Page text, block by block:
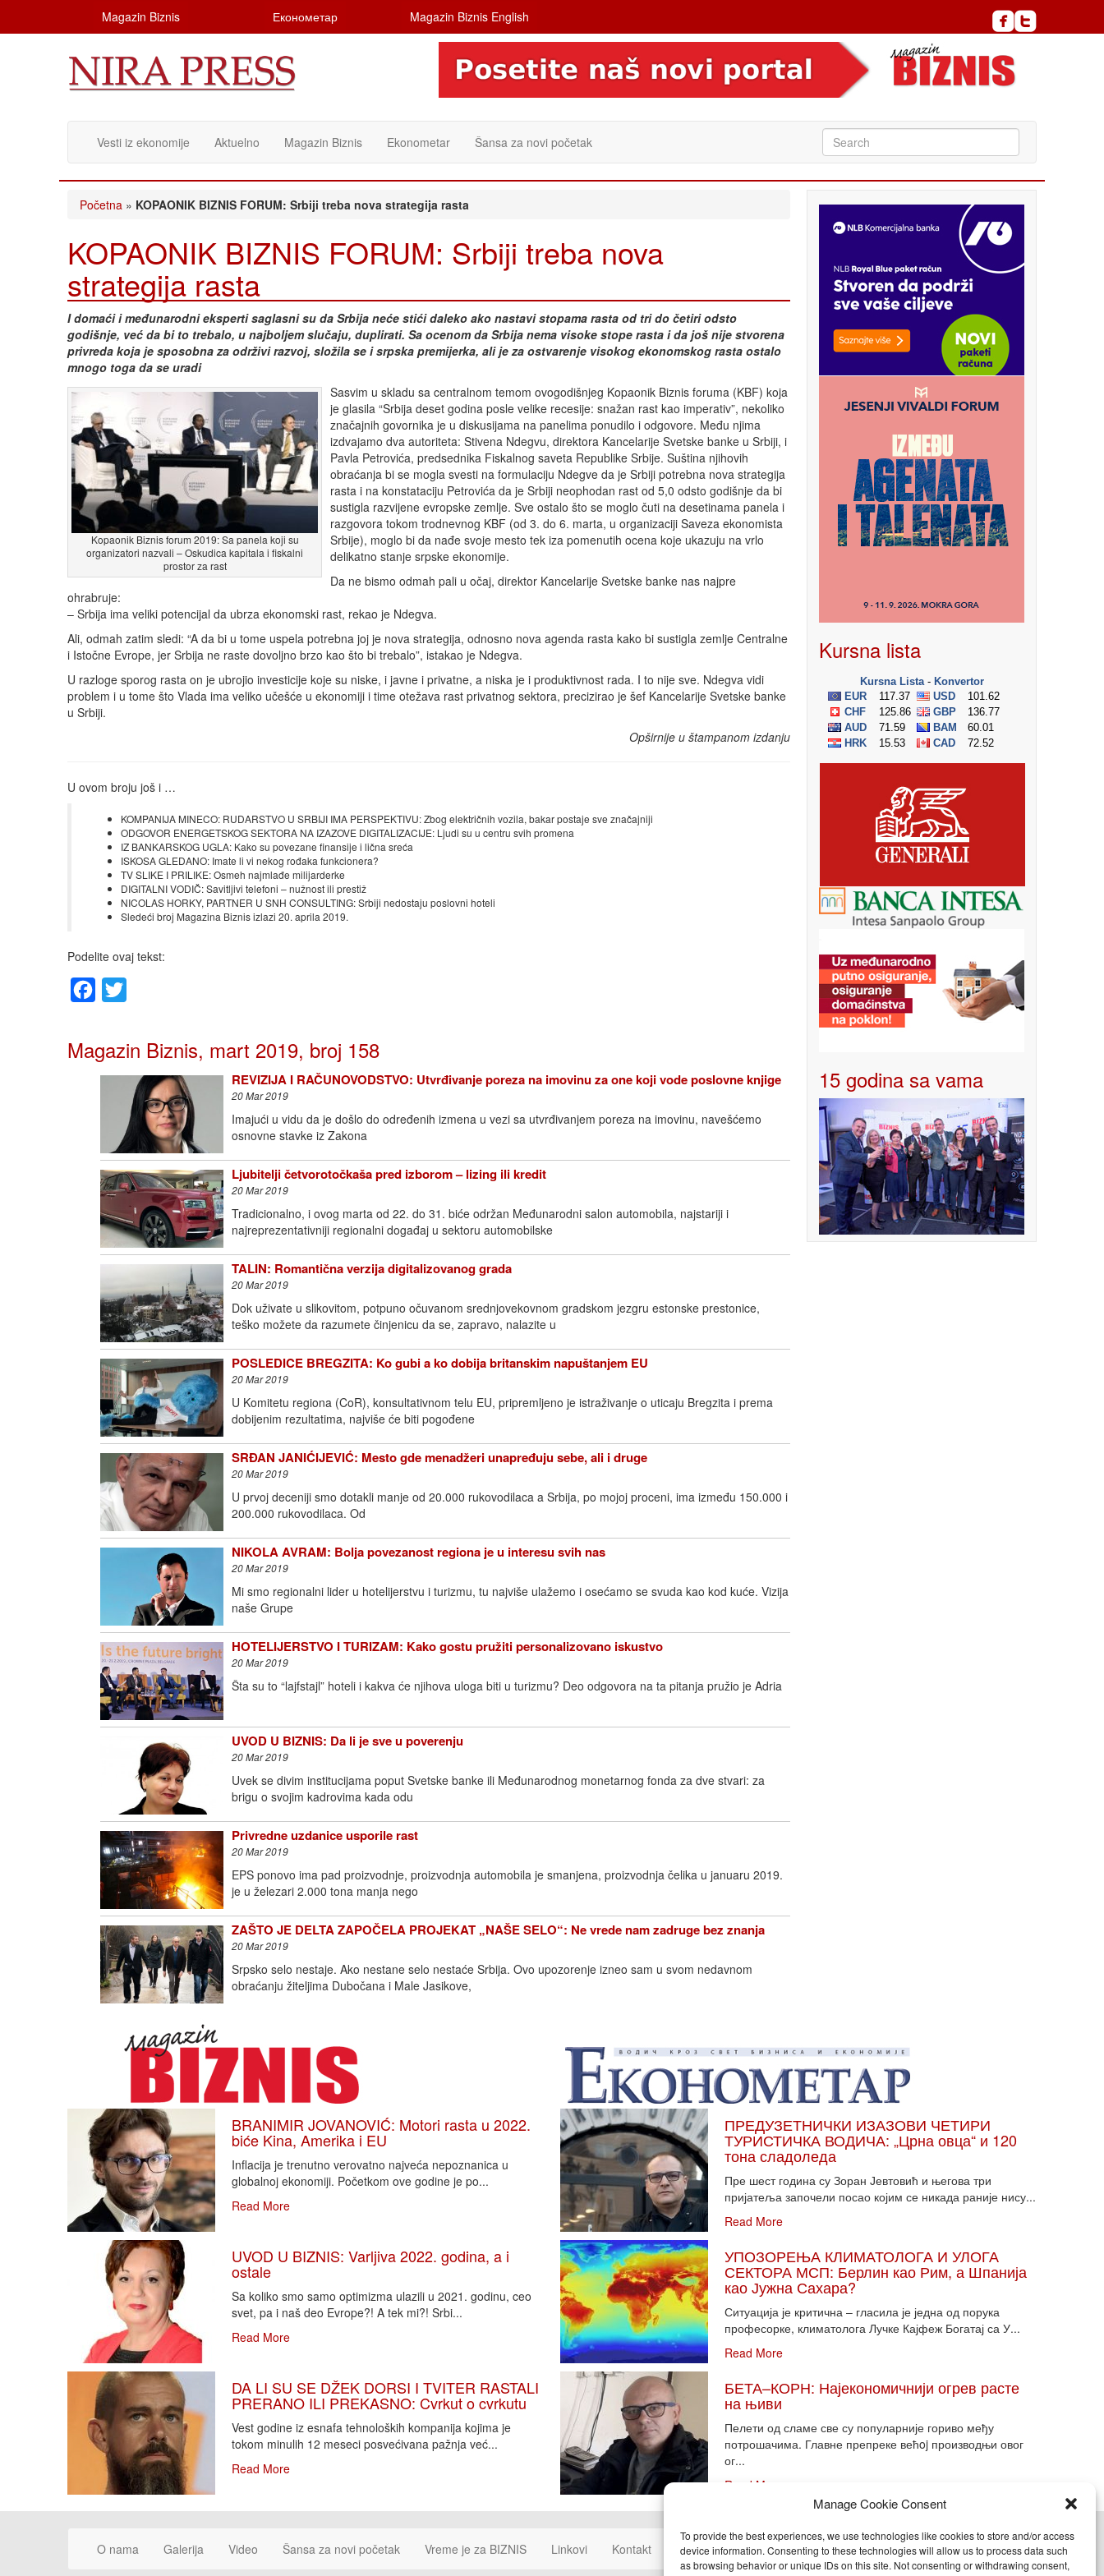
Manage Cookie Consent
To provide the best experiences, we use technologies like cookies to store and/or access
device information. Consenting to these technologies will allow us to process data such
as browsing behavior or unique IDs on this site. Not consenting or withdrawing consent,
Magazin Biznis Економетар Magazin Biznis English
Vesti iz ekonomije Aktuelno Magazin Biznis Ekonometar Šansa za novi početak
Početna » KOPAONIK BIZNIS FORUM: Srbiji treba nova strategija rasta
KOPAONIK BIZNIS FORUM: Srbiji treba nova
strategija rasta
I domaći i međunarodni eksperti saglasni su da Srbija neće stići daleko ako nastavi stopama rasta od tri do četiri odsto
godišnje, već da bi to trebalo, u najboljem slučaju, duplirati. Sa ocenom da Srbija nema visoke stope rasta i da još nije stvorena
privreda koja je sposobna za održivi razvoj, složila se i srpska premijerka, ali je za ostvarenje visokog ekonomskog rasta ostalo
mnogo toga da se uradi
Kopaonik Biznis forum 2019: Sa panela koji su
organizatori nazvali – Oskudica kapitala i fiskalni
prostor za rast
Sasvim u skladu sa centralnom temom ovogodišnjeg Kopaonik Biznis foruma (KBF) koja
je glasila “Srbija deset godina posle velike recesije: snažan rast kao imperativ”, nekoliko
značajnih govornika je u diskusijama na panelima ponudilo i odgovore. Među njima
izdvajamo dva autoriteta: Stivena Ndegvu, direktora Kancelarije Svetske banke u Srbiji, i
Pavla Petrovića, predsednika Fiskalnog saveta Republike Srbije. Suština njihovih
obraćanja bi se mogla svesti na formulaciju Ndegve da je Srbiji potrebna nova strategija
rasta i na konstataciju Petrovića da je Srbiji neophodan rast od 5,0 odsto godišnje da bi
sustigla razvijene evropske zemlje. Sve ostalo što se moglo čuti na desetinama panela i
razgovora tokom trodnevnog KBF (od 3. do 6. marta, u organizaciji Saveza ekonomista
Srbije), moglo bi da nađe svoje mesto tek iza pomenutih ocena koje ukazuju na vrlo
delikatno stanje srpske ekonomije.
Da ne bismo odmah pali u očaj, direktor Kancelarije Svetske banke nas najpre
ohrabruje:
– Srbija ima veliki potencijal da ubrza ekonomski rast, rekao je Ndegva.
Ali, odmah zatim sledi: “A da bi u tome uspela potrebna joj je nova strategija, odnosno nova agenda rasta kako bi sustigla zemlje Centralne
i Istočne Evrope, jer Srbija ne raste dovoljno brzo kao što bi trebalo”, istakao je Ndegva.
U razloge sporog rasta on je ubrojio investicije koje su niske, i javne i privatne, a niska je i produktivnost rada. I to nije sve. Ndegva vidi
problem i u tome što Vlada ima veliko učešće u ekonomiji i time otežava rast privatnog sektora, precizirao je šef Kancelarije Svetske banke
u Srbiji.
Opširnije u štampanom izdanju
U ovom broju još i …
KOMPANIJA MINECO: RUDARSTVO U SRBIJI IMA PERSPEKTIVU: Zbog električnih vozila, bakar postaje sve značajniji
ODGOVOR ENERGETSKOG SEKTORA NA IZAZOVE DIGITALIZACIJE: Ljudi su u centru svih promena
IZ BANKARSKOG UGLA: Kako su povezane finansije i lična sreća
ISKOSA GLEDANO: Imate li vi nekog rođaka funkcionera?
TV SLIKE I PRILIKE: Osmeh najmlađe milijarderke
DIGITALNI VODIČ: Savitljivi telefoni – nužnost ili prestiž
NICOLAS HORKY, PARTNER U SNH CONSULTING: Srbiji nedostaju poslovni hoteli
Sledeći broj Magazina Biznis izlazi 20. aprila 2019.
Podelite ovaj tekst:
Facebook
Magazin Biznis, mart 2019, broj 158
REVIZIJA I RAČUNOVODSTVO: Utvrđivanje poreza na imovinu za one koji vode poslovne knjige
20 Mar 2019
Imajući u vidu da je došlo do određenih izmena u vezi sa utvrđivanjem poreza na imovinu, navešćemo
osnovne stavke iz Zakona
Ljubitelji četvorotočkaša pred izborom – lizing ili kredit
20 Mar 2019
Tradicionalno, i ovog marta od 22. do 31. biće održan Međunarodni salon automobila, najstariji i
najreprezentativniji regionalni događaj u sektoru automobilske
TALIN: Romantična verzija digitalizovanog grada
20 Mar 2019
Dok uživate u slikovitom, potpuno očuvanom srednjovekovnom gradskom jezgru estonske prestonice,
teško možete da razumete činjenicu da se, zapravo, nalazite u
POSLEDICE BREGZITA: Ko gubi a ko dobija britanskim napuštanjem EU
20 Mar 2019
U Komitetu regiona (CoR), konsultativnom telu EU, pripremljeno je istraživanje o uticaju Bregzita i prema
dobijenim rezultatima, najviše će biti pogođene
SRĐAN JANIĆIJEVIĆ: Mesto gde menadžeri unapređuju sebe, ali i druge
20 Mar 2019
U prvoj deceniji smo dotakli manje od 20.000 rukovodilaca a Srbija, po mojoj proceni, ima između 150.000 i
200.000 rukovodilaca. Od
NIKOLA AVRAM: Bolja povezanost regiona je u interesu svih nas
20 Mar 2019
Mi smo regionalni lider u hotelijerstvu i turizmu, tu najviše ulažemo i osećamo se svuda kao kod kuće. Vizija
naše Grupe
HOTELIJERSTVO I TURIZAM: Kako gostu pružiti personalizovano iskustvo
20 Mar 2019
Šta su to “lajfstajl” hoteli i kakva će njihova uloga biti u turizmu? Deo odgovora na ta pitanja pružio je Adria
UVOD U BIZNIS: Da li je sve u poverenju
20 Mar 2019
Uvek se divim institucijama poput Svetske banke ili Međunarodnog monetarnog fonda za dve stvari: za
brigu o svojim kadrovima kada odu
Privredne uzdanice usporile rast
20 Mar 2019
EPS ponovo ima pad proizvodnje, proizvodnja automobila je smanjena, proizvodnja čelika u januaru 2019.
je u železari 2.000 tona manja nego
ZAŠTO JE DELTA ZAPOČELA PROJEKAT „NAŠE SELO“: Ne vrede nam zadruge bez znanja
20 Mar 2019
Srpsko selo nestaje. Ako nestane selo nestaće Srbija. Ovo upozorenje izneo sam u svom nedavnom
obraćanju žiteljima Dubočana i Male Jasikove,
Kursna lista
15 godina sa vama
BRANIMIR JOVANOVIĆ: Motori rasta u 2022.
biće Kina, Amerika i EU
Inflacija je trenutno verovatno najveća nepoznanica u
globalnoj ekonomiji. Početkom ove godine je po...
Read More
UVOD U BIZNIS: Varljiva 2022. godina, a i
ostale
Sa koliko smo samo optimizma ulazili u 2021. godinu, ceo
svet, pa i naš deo Evrope?! A tek mi?! Srbi...
Read More
DA LI SU SE DŽEK DORSI I TVITER RASTALI
PRERANO ILI PREKASNO: Cvrkut o cvrkutu
Vest godine iz esnafa tehnoloških kompanija kojima je
tokom minulih 12 meseci posvećivana pažnja već...
Read More
ПРЕДУЗЕТНИЧКИ ИЗАЗОВИ ЧЕТИРИ
ТУРИСТИЧКА ВОДИЧА: „Црна овца“ и 120
тона сладоледа
Пре шест година су Зоран Јевтовић и његова три
пријатеља започели посао којим се никада раније нису...
Read More
УПОЗОРЕЊА КЛИМАТОЛОГА И УЛОГА
СЕКТОРА МСП: Берлин као Рим, а Шпанија
као Јужна Сахара?
Ситуација је критична – гласила је једна од порука
професорке, климатолога Лучке Кајфеж Богатај са У...
Read More
БЕТА–КОРН: Најекономичнији огрев расте
на њиви
Пелети од сламе све су популарније гориво међу
потрошачима. Главне препреке већoj производњи овог
ог...
Read More
O nama Galerija Video Šansa za novi početak Vreme je za BIZNIS Linkovi Kontakt Cookie Policy (EU)